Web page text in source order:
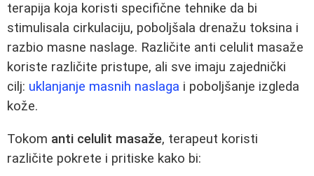
terapija koja koristi specifične tehnike da bi
stimulisala cirkulaciju, poboljšala drenažu toksina i
razbio masne naslage. Različite anti celulit masaže
koriste različite pristupe, ali sve imaju zajednički
cilj: uklanjanje masnih naslaga i poboljšanje izgleda
kože.
Tokom anti celulit masaže, terapeut koristi
različite pokrete i pritiske kako bi: